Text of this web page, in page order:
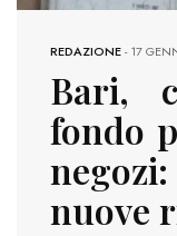
REDAZIONE-17
Bari,
fondo
nuove